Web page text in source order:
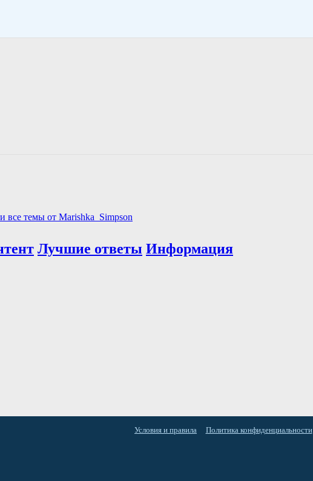
все темы от Marishka_Simpson
Лучшие ответы Информация
Условия и правила Политика конфиденциальности